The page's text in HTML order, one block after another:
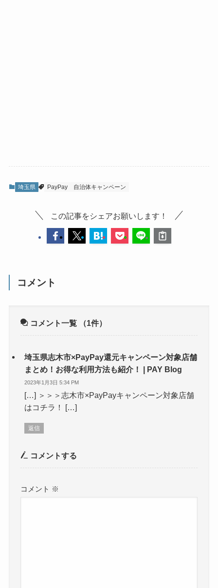
埼玉県 PayPay 自治体キャンペーン
この記事をシェアお願いします！
コメント
コメント一覧 （1件）
埼玉県志木市×PayPay還元キャンペーン対象店舗
まとめ！お得な利用方法も紹介！ | PAY Blog
2023年1月3日 5:34 PM
[…] ＞＞＞志木市×PayPayキャンペーン対象店舗
はコチラ！ […]
返信
コメントする
コメント ※